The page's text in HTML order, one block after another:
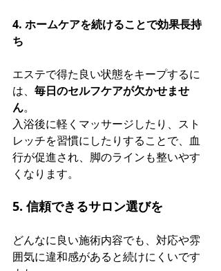
4. ホームケアを続けることで効果長持
ち
エステで得た良い状態をキープするに
は、 毎日のセルフケアが欠かせませ
ん。
入浴後に軽くマッサージしたり、スト
レッチを習慣にしたりすることで、血
行が促進され、脚のラインも整いやす
くなります。
5. 信頼できるサロン選びを
どんなに良い施術内容でも、対応や雰
囲気に違和感があると続けにくいです